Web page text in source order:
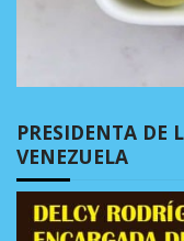
PRESIDENTA DE
VENEZUELA